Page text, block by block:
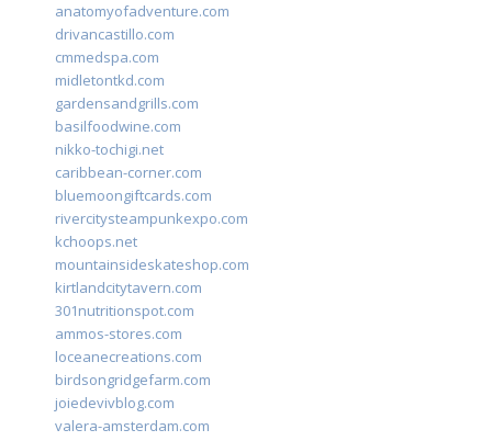
anatomyofadventure.com
drivancastillo.com
cmmedspa.com
midletontkd.com
gardensandgrills.com
basilfoodwine.com
nikko-tochigi.net
caribbean-corner.com
bluemoongiftcards.com
rivercitysteampunkexpo.com
kchoops.net
mountainsideskateshop.com
kirtlandcitytavern.com
301nutritionspot.com
ammos-stores.com
loceanecreations.com
birdsongridgefarm.com
joiedevivblog.com
valera-amsterdam.com